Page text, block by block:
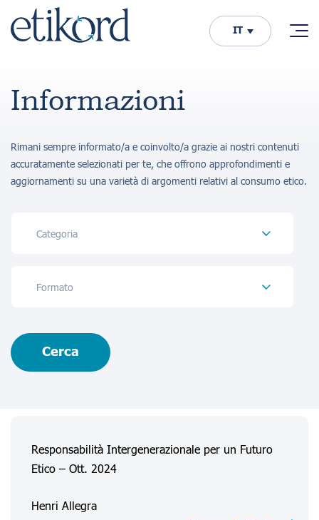
IT
Informazioni
Rimani sempre informato/a e coinvolto/a grazie ai nostri contenuti
accuratamente selezionati per te, che offrono approfondimenti e
aggiornamenti su una varietà di argomenti relativi al consumo etico.
Categoria
Formato
Cerca
Responsabilità Intergenerazionale per un Futuro
Etico – Ott. 2024
Henri Allegra